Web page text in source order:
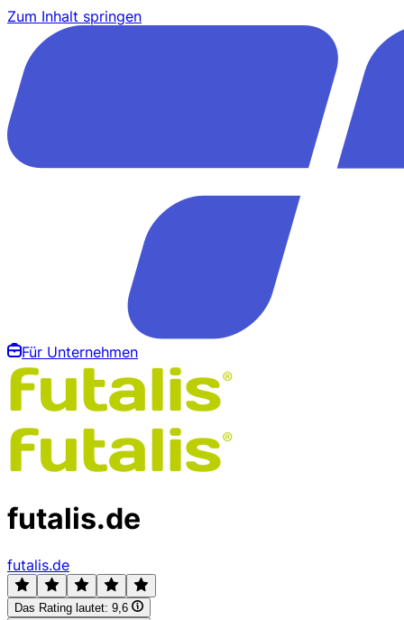
Zum Inhalt springen
Für Unternehmen
futalis.de
futalis.de
Das Rating lautet: 9,6